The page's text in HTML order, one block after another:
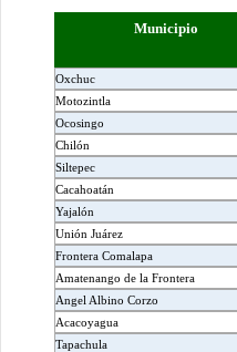
Municipio
Oxchuc
Motozintla
Ocosingo
Chilón
Siltepec
Cacahoatán
Yajalón
Unión Juárez
Frontera Comalapa
Amatenango de la Frontera
Angel Albino Corzo
Acacoyagua
Tapachula